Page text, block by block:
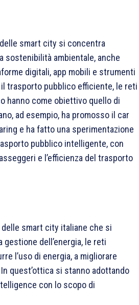
smart city si concentra
sostenibilità ambientale, anche
digitali, app mobili e strumenti
trasporto pubblico efficiente, le reti
hanno come obiettivo quello di
ad esempio, ha promosso il car
e ha fatto una sperimentazione
pubblico intelligente, con
e l’efficienza del trasporto
smart city italiane che si
dell’energia, le reti
l’uso di energia, a migliorare
quest’ottica si stanno adottando
con lo scopo di